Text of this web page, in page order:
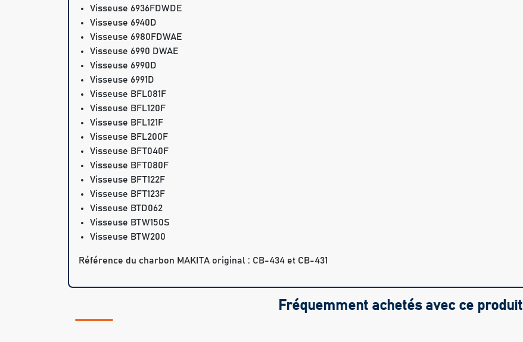
Visseuse 6936FDWDE
Visseuse 6940D
Visseuse 6980FDWAE
Visseuse 6990 DWAE
Visseuse 6990D
Visseuse 6991D
Visseuse BFL081F
Visseuse BFL120F
Visseuse BFL121F
Visseuse BFL200F
Visseuse BFT040F
Visseuse BFT080F
Visseuse BFT122F
Visseuse BFT123F
Visseuse BTD062
Visseuse BTW150S
Visseuse BTW200
Référence du charbon MAKITA original : CB-434 et CB-431
Fréquemment achetés avec ce produit